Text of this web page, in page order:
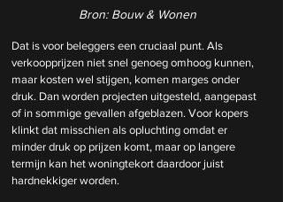
Bron: Bouw & Wonen
Dat is voor beleggers een cruciaal punt. Als
verkoopprijzen niet snel genoeg omhoog kunnen,
maar kosten wel stijgen, komen marges onder
druk. Dan worden projecten uitgesteld, aangepast
of in sommige gevallen afgeblazen. Voor kopers
klinkt dat misschien als opluchting omdat er
minder druk op prijzen komt, maar op langere
termijn kan het woningtekort daardoor juist
hardnekkiger worden.